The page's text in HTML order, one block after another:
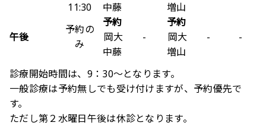
11:30
中藤
増山
午後
予約の
み
予約
岡大
中藤
-
予約
岡大
増山
- -
診療開始時間は、9：30～となります。
一般診療は予約無しでも受け付けますが、予約優先で
す。
ただし第２水曜日午後は休診となります。